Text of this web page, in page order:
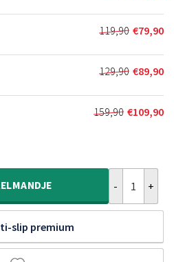
prijs
was:
€89,90.
prijs
is:
€55,90.
119,90
prijs
was:
€119,90.
€79,90
Huidige
prijs
is:
€79,90.
129,90
prijs
was:
€129,90.
€89,90
Huidige
prijs
is:
€89,90.
159,90 €109,90
Huidige
slip premium